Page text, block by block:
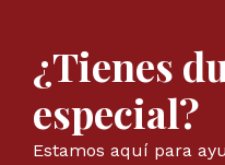
¿Tienes
especial?
Estamos aquí para